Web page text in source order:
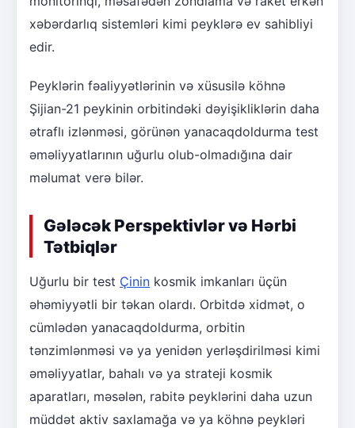
xəbərdarlıq sistemləri kimi peyklərə ev sahibliyi
edir.
Peyklərin fəaliyyətlərinin və xüsusilə köhnə
Şijian-21 peykinin orbitindəki dəyişikliklərin daha
ətraflı izlənməsi, görünən yanacaqdoldurma test
əməliyyatlarının uğurlu olub-olmadığına dair
məlumat verə bilər.
Gələcək Perspektivlər və Hərbi
Tətbiqlər
Uğurlu bir test Çinin kosmik imkanları üçün
əhəmiyyətli bir təkan olardı. Orbitdə xidmət, o
cümlədən yanacaqdoldurma, orbitin
tənzimlənməsi və ya yenidən yerləşdirilməsi kimi
əməliyyatlar, bahalı və ya strateji kosmik
aparatları, məsələn, rabitə peyklərini daha uzun
müddət aktiv saxlamağa və ya köhnə peykləri